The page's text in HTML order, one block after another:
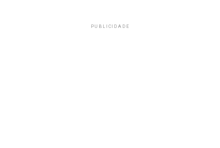
PUBLICIDADE